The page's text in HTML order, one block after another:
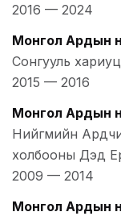
2016 — 2024
Монгол Ардын
Сонгууль
2015 — 2016
Монгол Ардын
Нийгмийн
холбооны Дэд
2009 — 2014
Монгол Ардын